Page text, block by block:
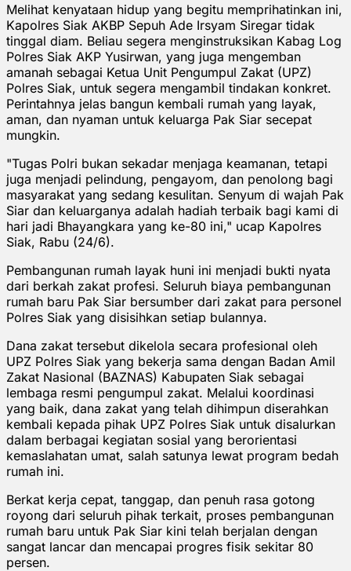
Melihat kenyataan hidup yang begitu memprihatinkan ini,
Kapolres Siak AKBP Sepuh Ade Irsyam Siregar tidak
tinggal diam. Beliau segera menginstruksikan Kabag Log
Polres Siak AKP Yusirwan, yang juga mengemban
amanah sebagai Ketua Unit Pengumpul Zakat (UPZ)
Polres Siak, untuk segera mengambil tindakan konkret.
Perintahnya jelas bangun kembali rumah yang layak,
aman, dan nyaman untuk keluarga Pak Siar secepat
mungkin.
"Tugas Polri bukan sekadar menjaga keamanan, tetapi
juga menjadi pelindung, pengayom, dan penolong bagi
masyarakat yang sedang kesulitan. Senyum di wajah Pak
Siar dan keluarganya adalah hadiah terbaik bagi kami di
hari jadi Bhayangkara yang ke-80 ini," ucap Kapolres
Siak, Rabu (24/6).
Pembangunan rumah layak huni ini menjadi bukti nyata
dari berkah zakat profesi. Seluruh biaya pembangunan
rumah baru Pak Siar bersumber dari zakat para personel
Polres Siak yang disisihkan setiap bulannya.
Dana zakat tersebut dikelola secara profesional oleh
UPZ Polres Siak yang bekerja sama dengan Badan Amil
Zakat Nasional (BAZNAS) Kabupaten Siak sebagai
lembaga resmi pengumpul zakat. Melalui koordinasi
yang baik, dana zakat yang telah dihimpun diserahkan
kembali kepada pihak UPZ Polres Siak untuk disalurkan
dalam berbagai kegiatan sosial yang berorientasi
kemaslahatan umat, salah satunya lewat program bedah
rumah ini.
Berkat kerja cepat, tanggap, dan penuh rasa gotong
royong dari seluruh pihak terkait, proses pembangunan
rumah baru untuk Pak Siar kini telah berjalan dengan
sangat lancar dan mencapai progres fisik sekitar 80
persen.